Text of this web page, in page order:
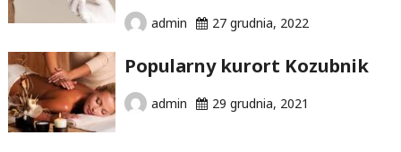
admin 27 grudnia, 2022
Popularny kurort Kozubnik
admin 29 grudnia, 2021